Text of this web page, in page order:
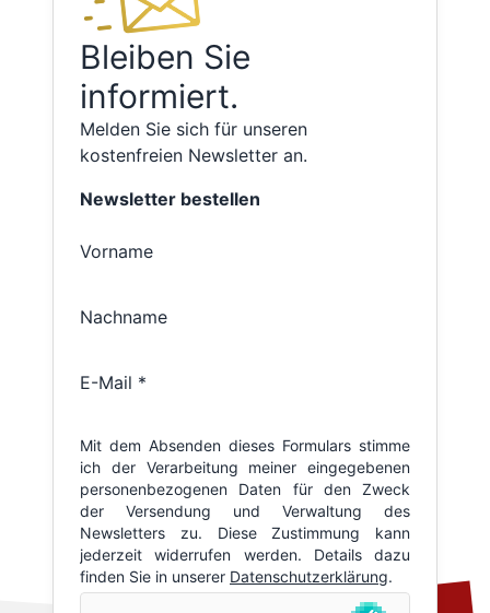
Bleiben Sie
informiert.
Melden Sie sich für unseren
kostenfreien Newsletter an.